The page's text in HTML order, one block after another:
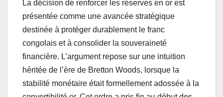
La décision de renforcer les réserves en or est
présentée comme une avancée stratégique
destinée à protéger durablement le franc
congolais et à consolider la souveraineté
financière. L’argument repose sur une intuition
héritée de l’ère de Bretton Woods, lorsque la
stabilité monétaire était formellement adossée à la